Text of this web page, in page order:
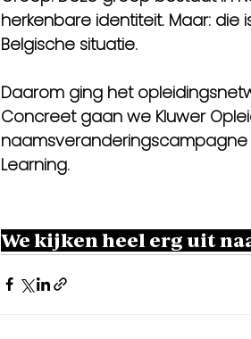
herkenbare identiteit. Maar: die
Belgische situatie.
Daarom ging het
Concreet gaan we Kluwer
naamsveranderingscampagne
Learning.
We kijken heel erg uit